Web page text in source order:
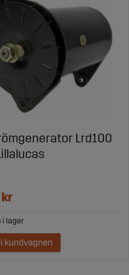
Lrd100
kr
kundvagnen